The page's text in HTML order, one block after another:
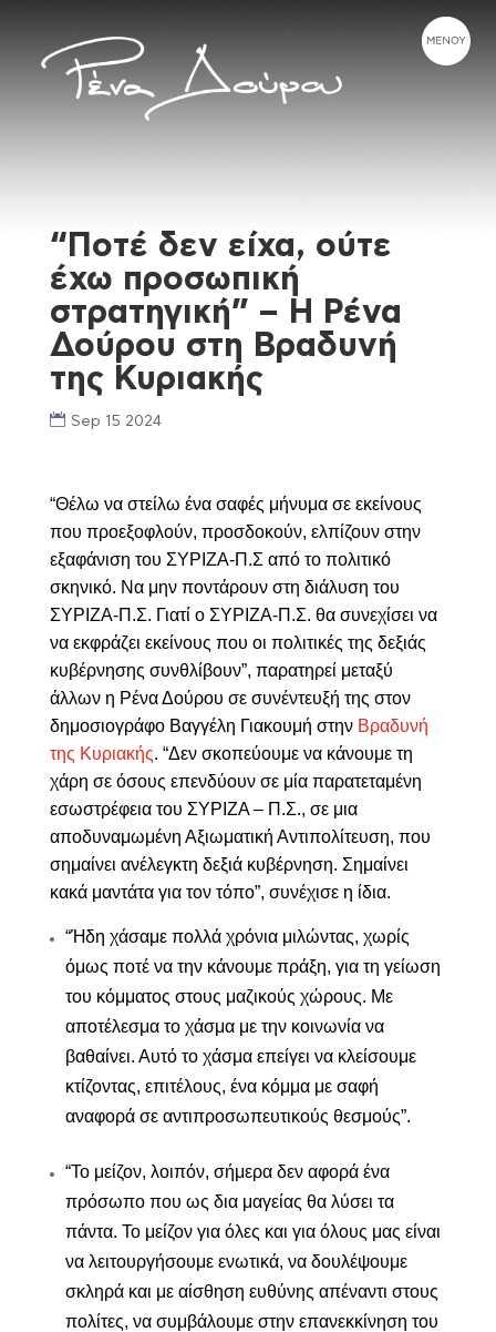
“Ποτέ δεν είχα, ούτε
έχω προσωπική
στρατηγική” – Η Ρένα
Δούρου στη Βραδυνή
της Κυριακής
Sep 15 2024
“Θέλω να στείλω ένα σαφές μήνυμα σε εκείνους
που προεξοφλούν, προσδοκούν, ελπίζουν στην
εξαφάνιση του ΣΥΡΙΖΑ-Π.Σ από το πολιτικό
σκηνικό. Να μην ποντάρουν στη διάλυση του
ΣΥΡΙΖΑ-Π.Σ. Γιατί ο ΣΥΡΙΖΑ-Π.Σ. θα συνεχίσει να
να εκφράζει εκείνους που οι πολιτικές της δεξιάς
κυβέρνησης συνθλίβουν”, παρατηρεί μεταξύ
άλλων η Ρένα Δούρου σε συνέντευξή της στον
δημοσιογράφο Βαγγέλη Γιακουμή στην Βραδυνή
της Κυριακής. “Δεν σκοπεύουμε να κάνουμε τη
χάρη σε όσους επενδύουν σε μία παρατεταμένη
εσωστρέφεια του ΣΥΡΙΖΑ – Π.Σ., σε μια
αποδυναμωμένη Αξιωματική Αντιπολίτευση, που
σημαίνει ανέλεγκτη δεξιά κυβέρνηση. Σημαίνει
κακά μαντάτα για τον τόπο”, συνέχισε η ίδια.
“Ήδη χάσαμε πολλά χρόνια μιλώντας, χωρίς
όμως ποτέ να την κάνουμε πράξη, για τη γείωση
του κόμματος στους μαζικούς χώρους. Με
αποτέλεσμα το χάσμα με την κοινωνία να
βαθαίνει. Αυτό το χάσμα επείγει να κλείσουμε
κτίζοντας, επιτέλους, ένα κόμμα με σαφή
αναφορά σε αντιπροσωπευτικούς θεσμούς”.
“Το μείζον, λοιπόν, σήμερα δεν αφορά ένα
πρόσωπο που ως δια μαγείας θα λύσει τα
πάντα. Το μείζον για όλες και για όλους μας είναι
να λειτουργήσουμε ενωτικά, να δουλέψουμε
σκληρά και με αίσθηση ευθύνης απέναντι στους
πολίτες, να συμβάλουμε στην επανεκκίνηση του